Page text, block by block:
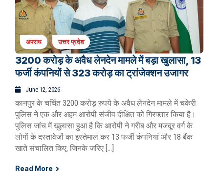
अपराध उत्तर प्रदेश
3200 करोड़ के अवैध लेनदेन मामले में बड़ा खुलासा, 13
फर्जी कंपनियों से 323 करोड़ का ट्रांजेक्शन उजागर
June 12, 2026
कानपुर के चर्चित 3200 करोड़ रुपये के अवैध लेनदेन मामले में चकेरी
पुलिस ने एक और अहम आरोपी संजीव दीक्षित को गिरफ्तार किया है।
पुलिस जांच में खुलासा हुआ है कि आरोपी ने गरीब और मजदूर वर्ग के
लोगों के दस्तावेजों का इस्तेमाल कर 13 फर्जी कंपनियां और 18 बैंक
खाते संचालित किए, जिनके जरिए […]
Read More